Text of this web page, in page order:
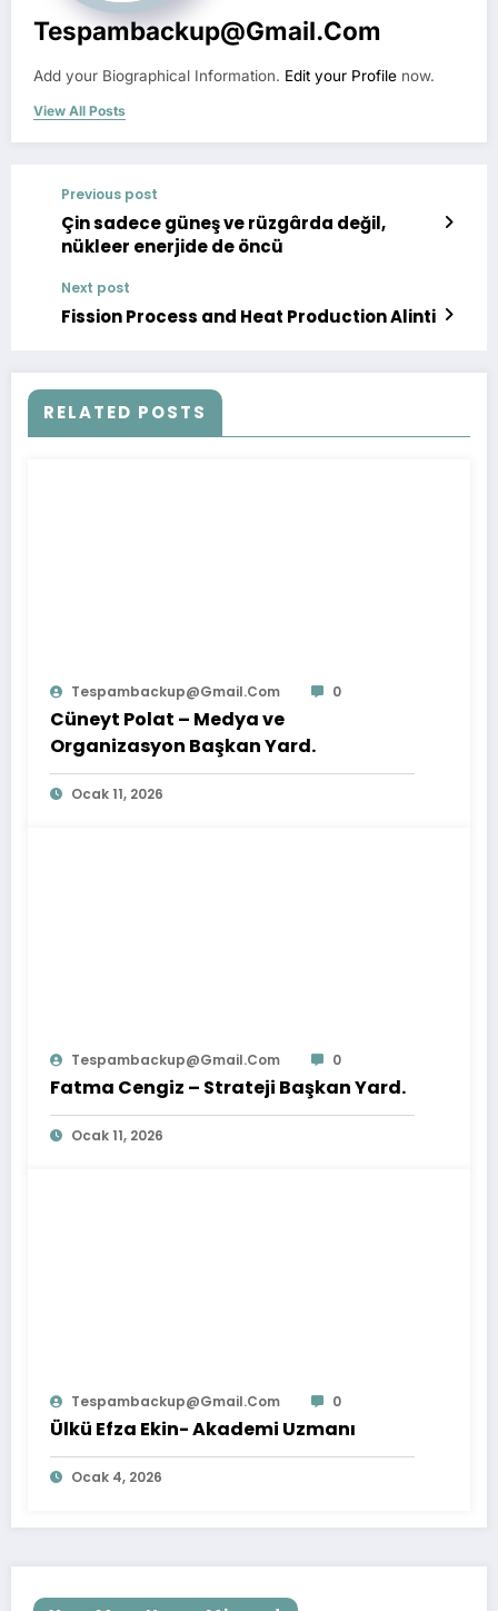
Tespambackup@gmail.com
Add your Biographical Information. Edit your Profile now.
View All Posts
Previous post
Çin sadece güneş ve rüzgârda değil,
nükleer enerjide de öncü
Next post
Fission Process and Heat Production Alinti
RELATED POSTS
Tespambackup@gmail.com 0
Cüneyt Polat – Medya ve
Organizasyon Başkan Yard.
Ocak 11, 2026
Tespambackup@gmail.com 0
Fatma Cengiz – Strateji Başkan Yard.
Ocak 11, 2026
Tespambackup@gmail.com 0
Ülkü Efza Ekin- Akademi Uzmanı
Ocak 4, 2026